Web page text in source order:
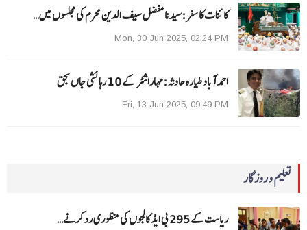
کائنات کا سفر:سیدنا مفضل سیف الدین محرم کی مجلسوں میں…
Mon, 30 Jun 2025, 02:24 PM
احمد آباد طیارہ حادثہ :مہاراشٹر کے 10 رہائشی جاں بحق
Fri, 13 Jun 2025, 09:49 PM
تعلیم و روزگار
ریاست کے 295 بی ایڈ کالجوں کی منظوری رد کرنے…